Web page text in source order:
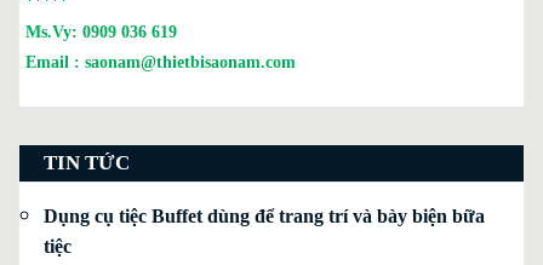
Ms.Vy: 0909 036 619
Email : saonam@thietbisaonam.com
TIN TỨC
Dụng cụ tiệc Buffet dùng để trang trí và bày biện bữa
tiệc